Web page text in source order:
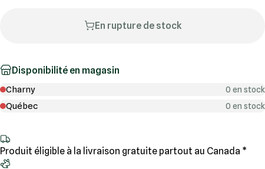
En rupture de stock
Disponibilité en magasin
Charny 0 en stock
Québec 0 en stock
Produit éligible à la livraison gratuite partout au Canada *